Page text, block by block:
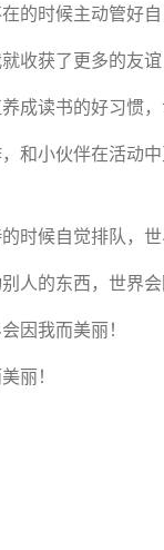
时候主动管好自
获了更多的友谊
读书的好习惯，
小伙伴在活动中
候自觉排队，世
的东西，世界会
我而美丽！
丽！